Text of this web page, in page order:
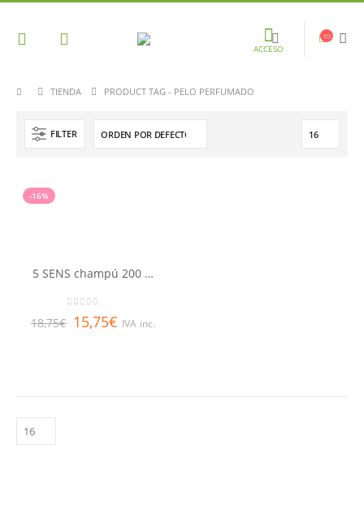
ACCESO
TIENDA PRODUCT TAG - PELO PERFUMADO
FILTER
-16%
5 SENS champú 200 ml RENE FURTERER
18,75€ 15,75€ IVA inc.